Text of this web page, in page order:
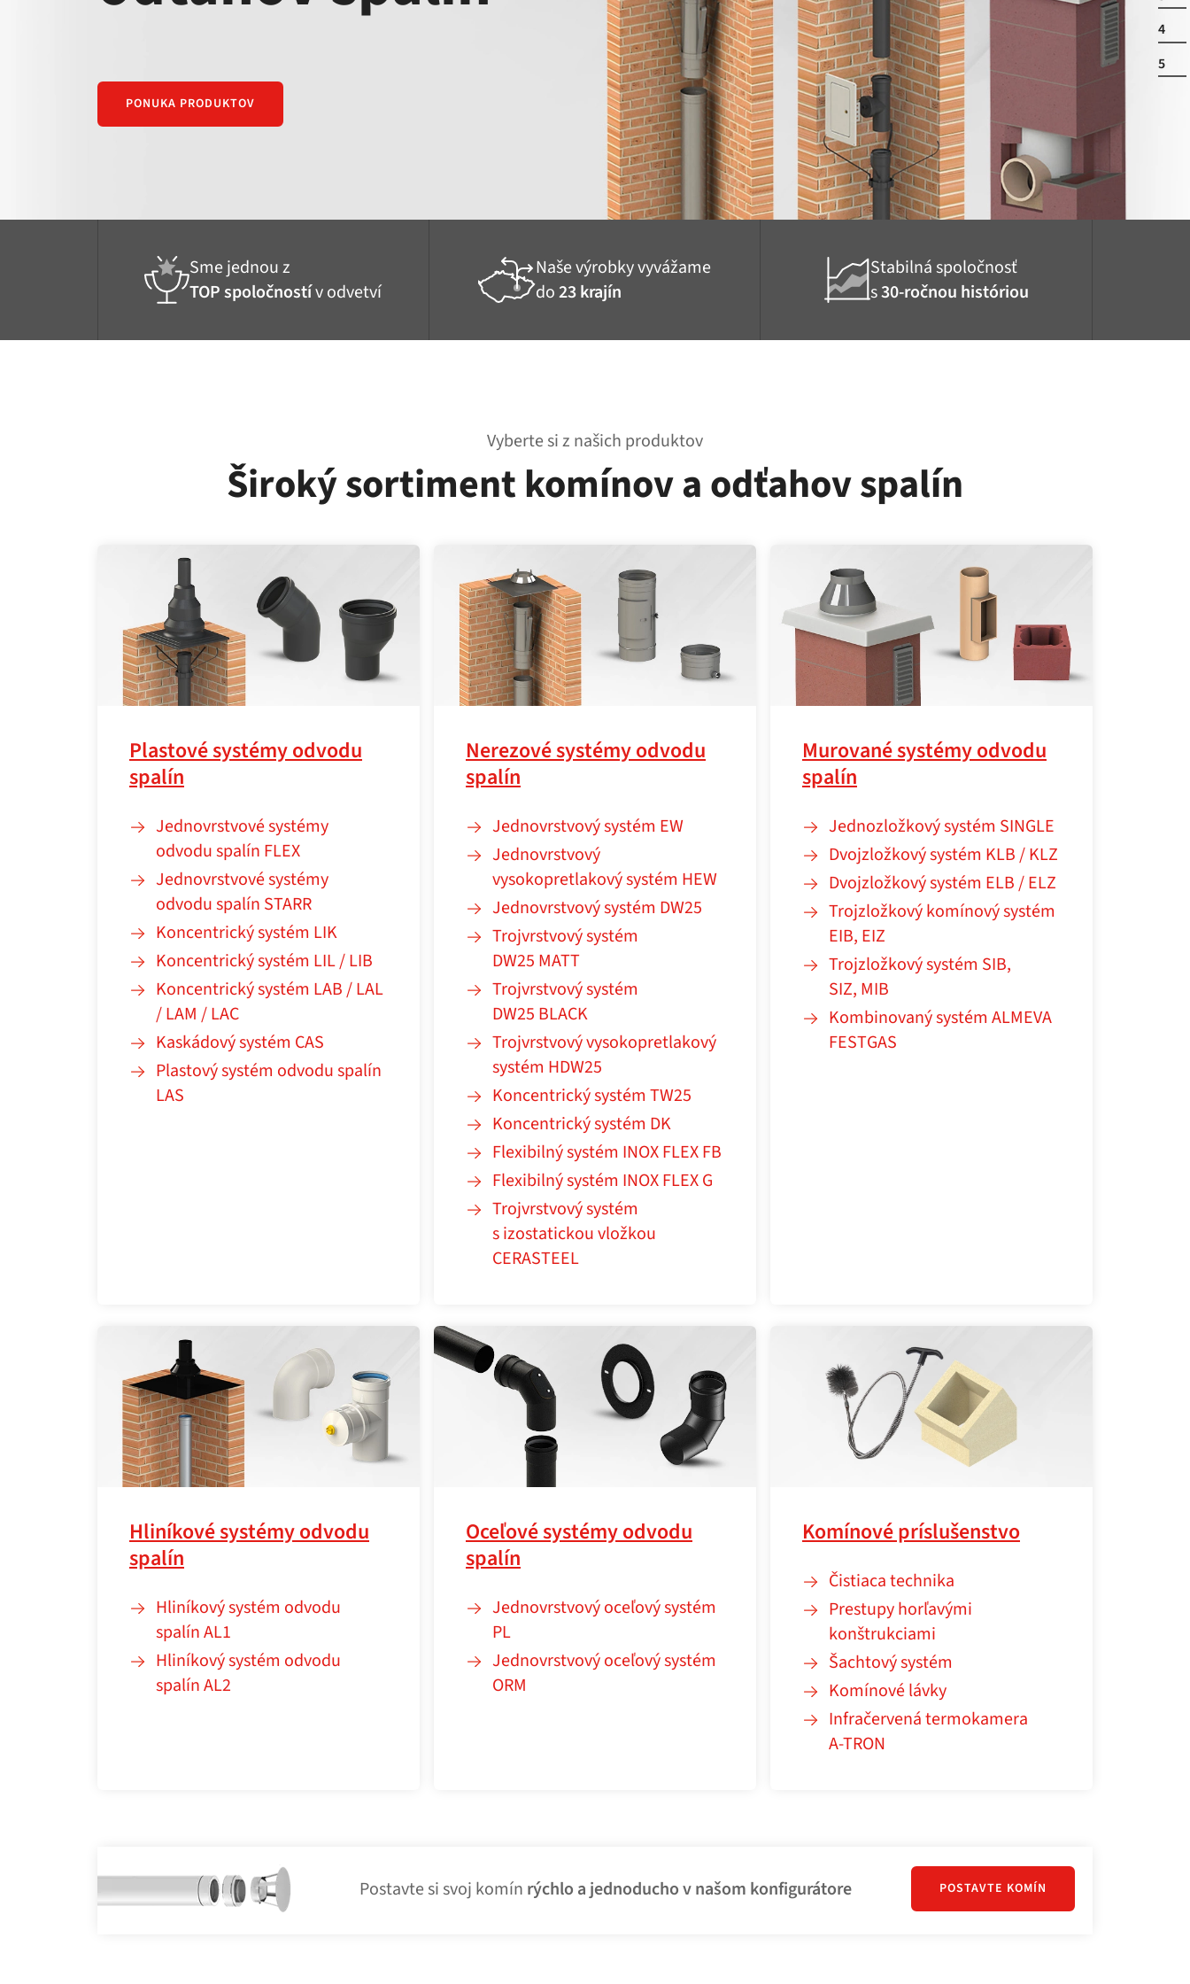
PONUKA PRODUKTOV
4
5
Sme jednou z
TOP spoločnostív odvetví
Naše výrobky vyvážame
do23 krajín
Stabilná spoločnosť
s30-ročnou históriou
Vyberte si z našich produktov
Široký sortiment komínov a odťahov spalín
Plastové systémy odvodu
spalín
Jednovrstvové systémy
odvodu spalín FLEX
Jednovrstvové systémy
odvodu spalín STARR
Koncentrický systém LIK
Koncentrický systém LIL / LIB
Koncentrický systém LAB / LAL
/ LAM / LAC
Kaskádový systém CAS
Plastový systém odvodu spalín
LAS
Nerezové systémy odvodu
spalín
Jednovrstvový systém EW
Jednovrstvový
vysokopretlakový systém HEW
Jednovrstvový systém DW25
Trojvrstvový systém
DW25 MATT
Trojvrstvový systém
DW25 BLACK
Trojvrstvový vysokopretlakový
systém HDW25
Koncentrický systém TW25
Koncentrický systém DK
Flexibilný systém INOX FLEX FB
Flexibilný systém INOX FLEX G
Trojvrstvový systém
s izostatickou vložkou
CERASTEEL
Murované systémy odvodu
spalín
Jednozložkový systém SINGLE
Dvojzložkový systém KLB / KLZ
Dvojzložkový systém ELB / ELZ
Trojzložkový komínový systém
EIB, EIZ
Trojzložkový systém SIB,
SIZ, MIB
Kombinovaný systém ALMEVA
FESTGAS
Hliníkové systémy odvodu
spalín
Hliníkový systém odvodu
spalín AL1
Hliníkový systém odvodu
spalín AL2
Oceľové systémy odvodu
spalín
Jednovrstvový oceľový systém
PL
Jednovrstvový oceľový systém
ORM
Komínové príslušenstvo
Čistiaca technika
Prestupy horľavými
konštrukciami
Šachtový systém
Komínové lávky
Infračervená termokamera
A‑TRON
Postavte si svoj komín rýchlo a jednoducho v našom konfigurátore POSTAVTE KOMÍN